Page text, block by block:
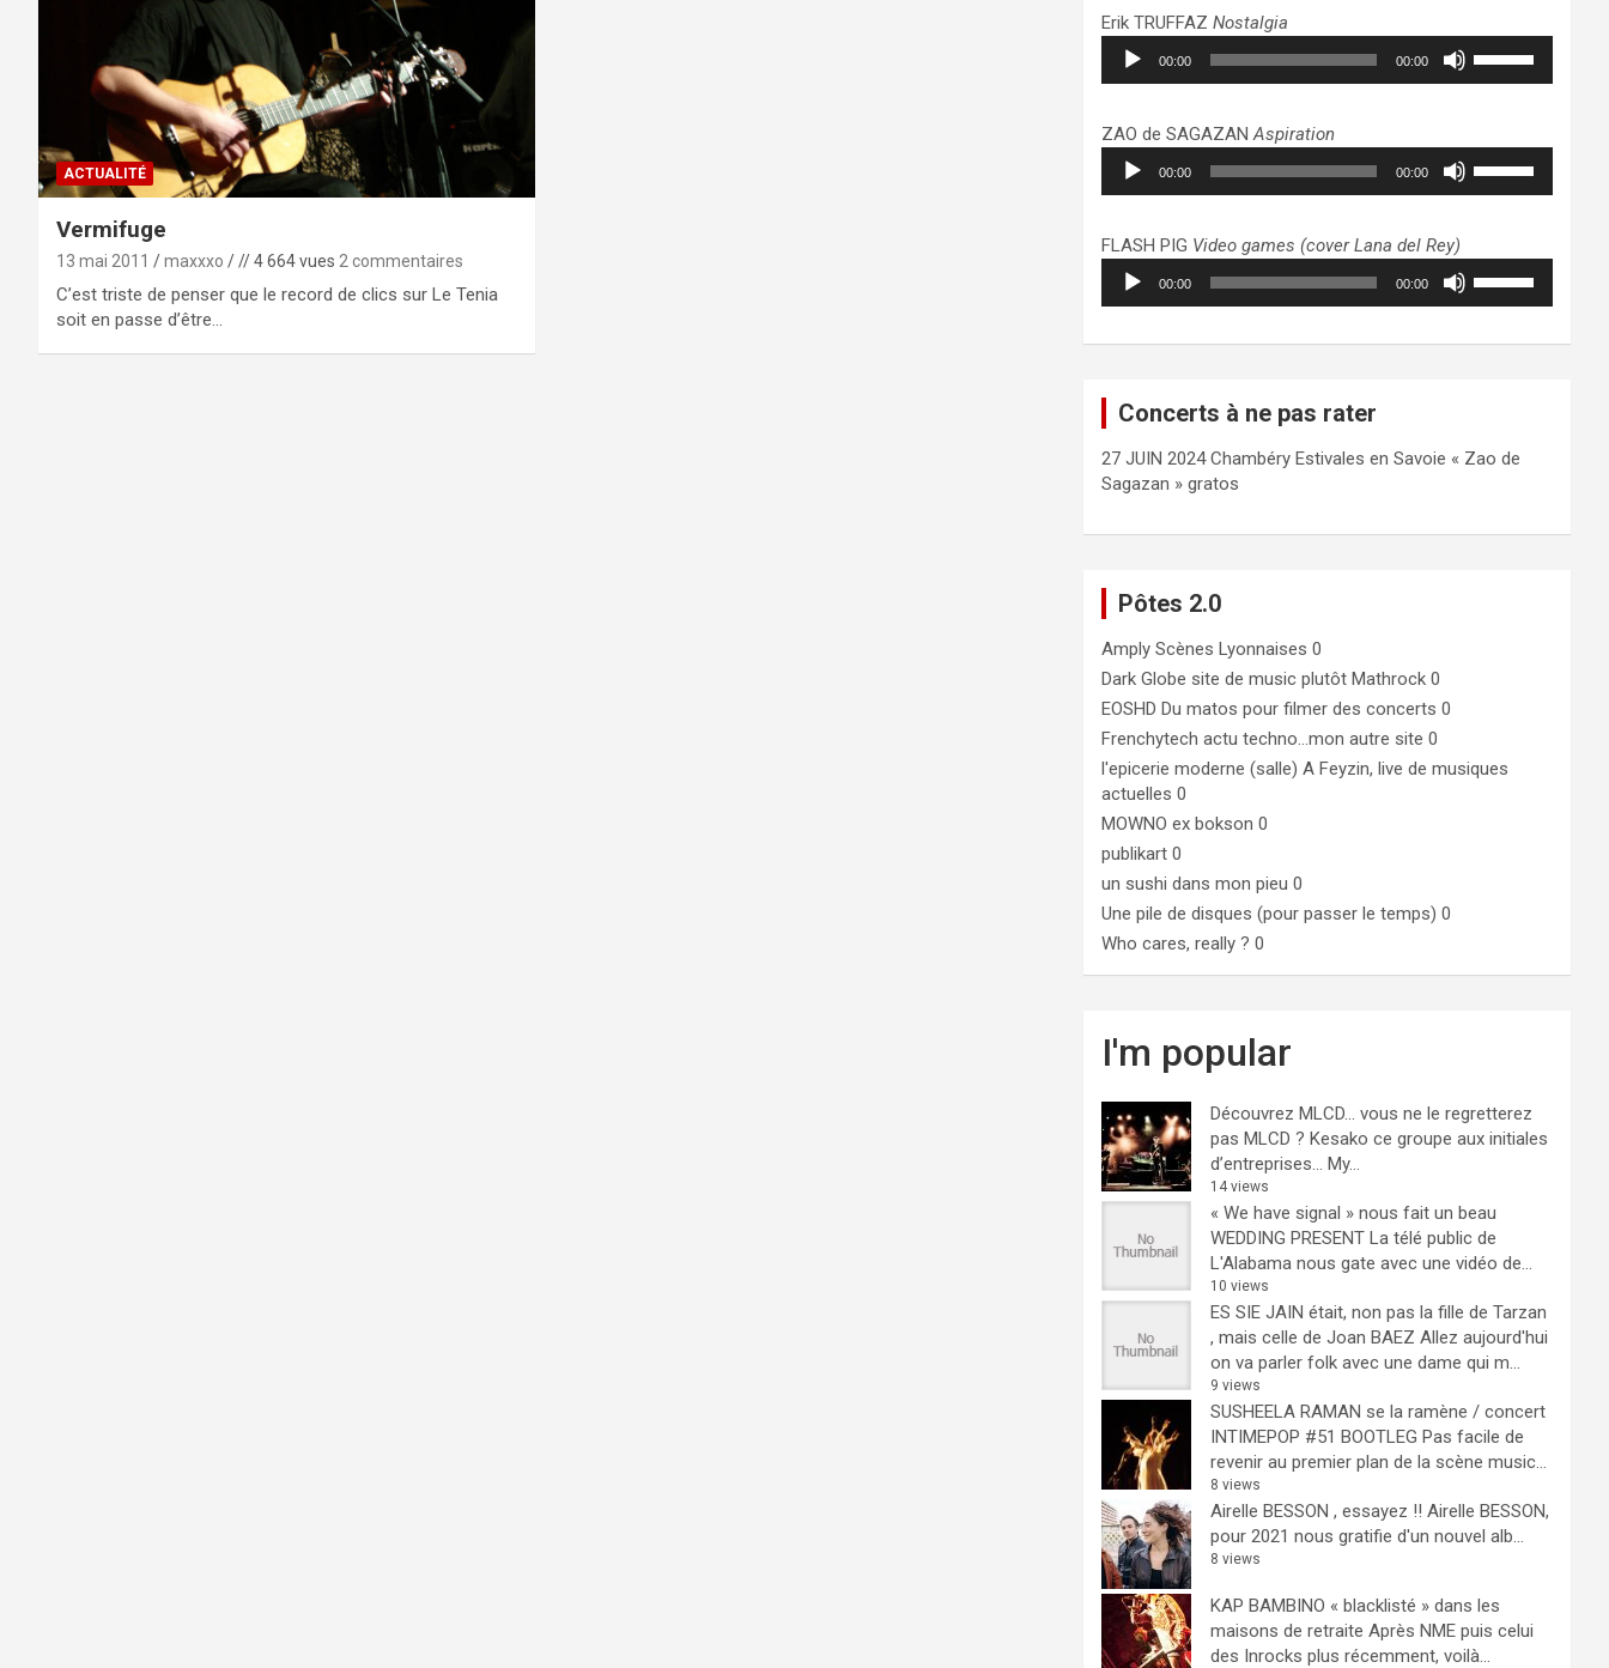
ACTUALITÉ
Vermifuge
13 mai 2011 maxxxo // 4 664 vues 2 commentaires
C’est triste de penser que le record de clics sur Le Tenia
soit en passe d’être…
pour
augmenter
ou
volume.
Erik TRUFFAZNostalgia
Lecteur
audio
00:00 00:00
pour
augmenter
ou
volume.
ZAO de SAGAZANAspiration
Lecteur
audio
00:00 00:00
pour
augmenter
ou
FLASH PIG Video games (cover Lana del Rey)
Lecteur
audio
00:00 00:00
haut/bas
le
Concerts à ne pas rater
27 JUIN 2024 Chambéry Estivales en Savoie « Zao de
Sagazan » gratos
Pôtes 2.0
Amply Scènes Lyonnaises 0
Dark Globe site de music plutôt Mathrock 0
EOSHD Du matos pour filmer des concerts 0
Frenchytech actu techno…mon autre site 0
l'epicerie moderne (salle) A Feyzin, live de musiques
actuelles 0
MOWNO ex bokson 0
publikart 0
un sushi dans mon pieu 0
Une pile de disques (pour passer le temps) 0
Who cares, really ? 0
I'm popular
Découvrez MLCD… vous ne le regretterez
pas MLCD ? Kesako ce groupe aux initiales
d’entreprises… My...
14 views
« We have signal » nous fait un beau
WEDDING PRESENT La télé public de
L'Alabama nous gate avec une vidéo de...
10 views
ES SIE JAIN était, non pas la fille de Tarzan
, mais celle de Joan BAEZ Allez aujourd'hui
on va parler folk avec une dame qui m...
9 views
SUSHEELA RAMAN se la ramène / concert
INTIMEPOP #51 BOOTLEG Pas facile de
revenir au premier plan de la scène music...
8 views
Airelle BESSON , essayez !! Airelle BESSON,
pour 2021 nous gratifie d'un nouvel alb...
8 views
KAP BAMBINO « blacklisté » dans les
maisons de retraite Après NME puis celui
des Inrocks plus récemment, voilà...